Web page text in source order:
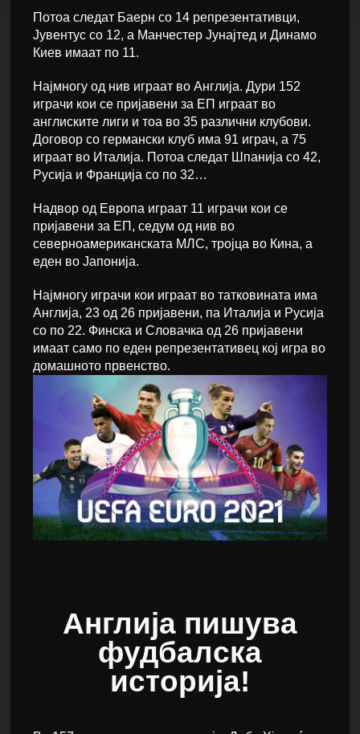
Потоа следат Баерн со 14 репрезентативци,
Јувентус со 12, а Манчестер Јунајтед и Динамо
Киев имаат по 11.
Најмногу од нив играат во Англија. Дури 152
играчи кои се пријавени за ЕП играат во
англиските лиги и тоа во 35 различни клубови.
Договор со германски клуб има 91 играч, а 75
играат во Италија. Потоа следат Шпанија со 42,
Русија и Франција со по 32…
Надвор од Европа играат 11 играчи кои се
пријавени за ЕП, седум од нив во
северноамериканската МЛС, тројца во Кина, а
еден во Јапонија.
Најмногу играчи кои играат во татковината има
Англија, 23 од 26 пријавени, па Италија и Русија
со по 22. Финска и Словачка од 26 пријавени
имаат само по еден репрезентативец кој игра во
домашното првенство.
Англија пишува
фудбалска
историја!